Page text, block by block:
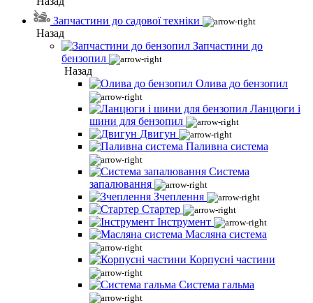
Запчастини до садової техніки
Назад
Запчастини до
бензопил
Назад
Олива до бензопил
Ланцюги і
шини для бензопил
Двигун
Паливна система
Система
запалювання
Зчеплення
Стартер
Інструмент
Масляна система
Корпусні частини
Система гальма